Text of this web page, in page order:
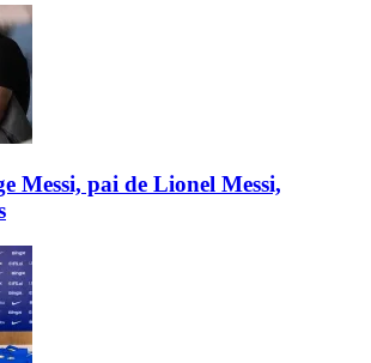
Messi, pai de Lionel Messi,